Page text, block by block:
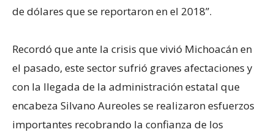
de dólares que se reportaron en el 2018”.
Recordó que ante la crisis que vivió Michoacán en
el pasado, este sector sufrió graves afectaciones y
con la llegada de la administración estatal que
encabeza Silvano Aureoles se realizaron esfuerzos
importantes recobrando la confianza de los